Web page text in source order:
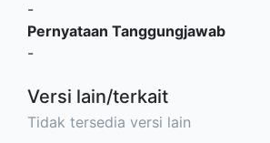
-
Pernyataan Tanggungjawab
-
Versi lain/terkait
Tidak tersedia versi lain